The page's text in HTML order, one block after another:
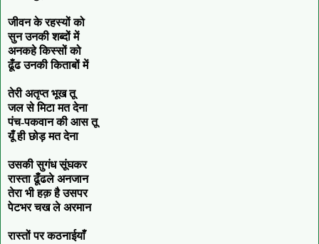
जीवन के रहस्यों को
सुन उनकी शब्दों में
अनकहे किस्सों को
ढूँढ उनकी किताबों में
तेरी अतृप्त भूख तू
जल से मिटा मत देना
पंच-पकवान की आस तू
यूँ ही छोड़ मत देना
उसकी सुगंध सूंघकर
रास्ता ढूँढले अनजान
तेरा भी हक़ है उसपर
पेटभर चख ले अरमान
रास्तों पर कठनाईयाँ